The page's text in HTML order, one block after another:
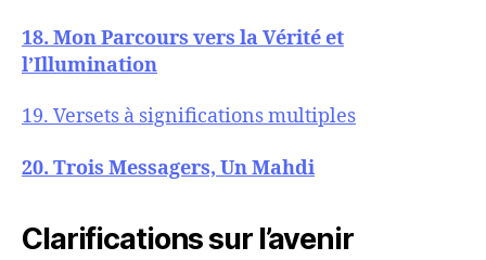
18. Mon Parcours vers la Vérité et
l’Illumination
19. Versets à significations multiples
20. Trois Messagers, Un Mahdi
Clarifications sur l’avenir